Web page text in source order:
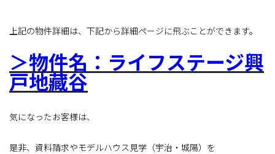
上記の物件詳細は、下記から詳細ページに飛ぶことができます。
＞物件名：ライフステージ興
戸地藏谷
気になったお客様は、
是非、資料請求やモデルハウス見学（宇治・城陽）を